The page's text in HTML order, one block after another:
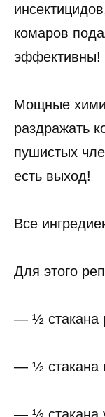
комаров
эффективны!
Мощные
раздражать
пушистых
есть выход!
Все
Для этого
— ½ стакана
— ½ стакана